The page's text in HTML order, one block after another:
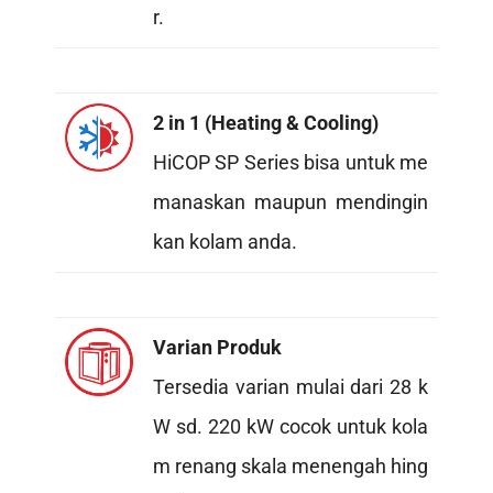
r.
2 in 1 (Heating & Cooling)
HiCOP SP Series bisa untuk me
manaskan maupun mendingin
kan kolam anda.
Varian Produk
Tersedia varian mulai dari 28 k
W sd. 220 kW cocok untuk kola
m renang skala menengah hing